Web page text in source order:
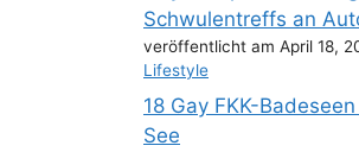
Schwulentreffs an
veröffentlicht am April 18,
Lifestyle
18 Gay FKK-
See